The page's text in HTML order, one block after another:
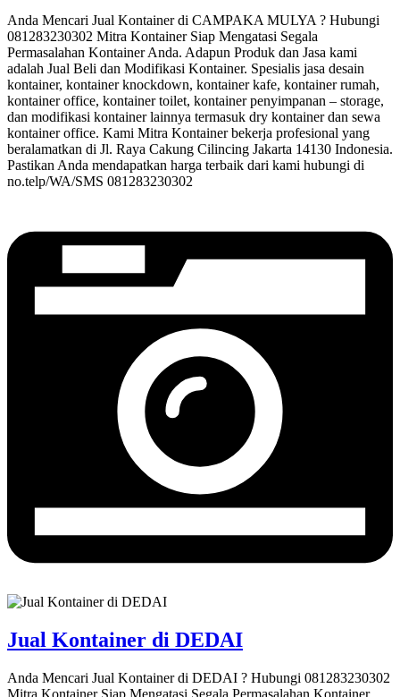
Anda Mencari Jual Kontainer di CAMPAKA MULYA ? Hubungi
081283230302 Mitra Kontainer Siap Mengatasi Segala
Permasalahan Kontainer Anda. Adapun Produk dan Jasa kami
adalah Jual Beli dan Modifikasi Kontainer. Spesialis jasa desain
kontainer, kontainer knockdown, kontainer kafe, kontainer rumah,
kontainer office, kontainer toilet, kontainer penyimpanan – storage,
dan modifikasi kontainer lainnya termasuk dry kontainer dan sewa
kontainer office. Kami Mitra Kontainer bekerja profesional yang
beralamatkan di Jl. Raya Cakung Cilincing Jakarta 14130 Indonesia.
Pastikan Anda mendapatkan harga terbaik dari kami hubungi di
no.telp/WA/SMS 081283230302
Jual Kontainer di DEDAI
Anda Mencari Jual Kontainer di DEDAI ? Hubungi 081283230302
Mitra Kontainer Siap Mengatasi Segala Permasalahan Kontainer